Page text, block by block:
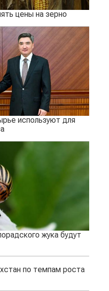
цены на зерно
используют для
жука будут
по темпам роста